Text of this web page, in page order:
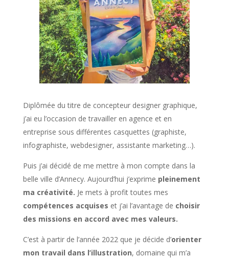
Diplômée du titre de concepteur designer graphique,
j’ai eu l’occasion de travailler en agence et en
entreprise sous différentes casquettes (graphiste,
infographiste, webdesigner, assistante marketing…).
Puis j’ai décidé de me mettre à mon compte dans la
belle ville d’Annecy. Aujourd’hui j’exprime pleinement
ma créativité. Je mets à profit toutes mes
compétences acquises et j’ai l’avantage de choisir
des missions en accord avec mes valeurs.
C’est à partir de l’année 2022 que je décide d’orienter
mon travail dans l’illustration, domaine qui m’a